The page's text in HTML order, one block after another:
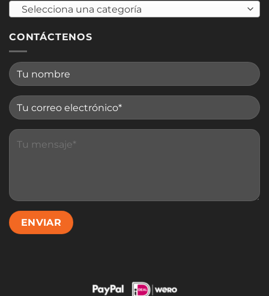
Selecciona una categoría
CONTÁCTENOS
Please leave this field empty.